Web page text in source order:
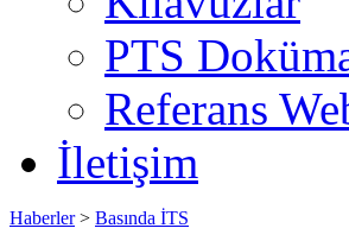
PTS
Referans
İletişim
Haberler> Basında İTS